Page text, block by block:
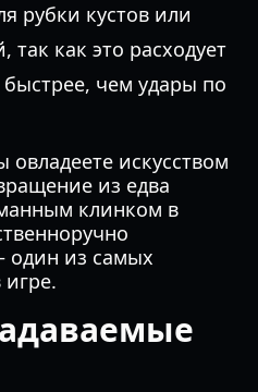
рубки кустов или
так как это расходует
чем удары по
искусством
из едва
клинком в
один из самых